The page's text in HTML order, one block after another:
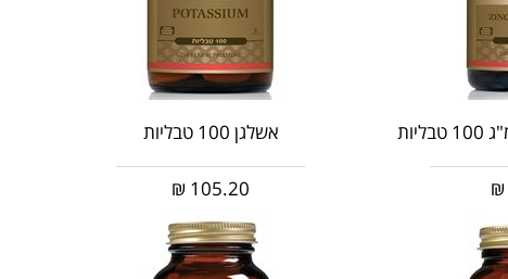
₪
אשלגן 100 טבליות
105.20
₪